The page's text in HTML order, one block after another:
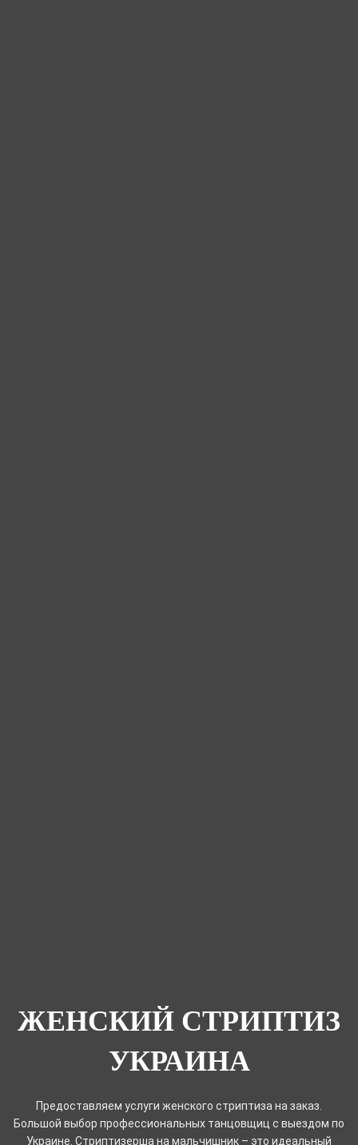
ЖЕНСКИЙ СТРИПТИЗ
УКРАИНА
Предоставляем услуги женского стриптиза на заказ.
Большой выбор профессиональных танцовщиц с выездом по
Украине. Стриптизерша на мальчишник – это идеальный